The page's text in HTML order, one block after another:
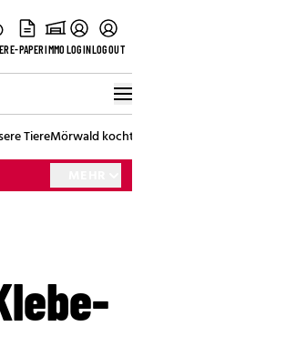
E-PAPERIMMOLOGINLOGOUT
TiereMörwald kocht